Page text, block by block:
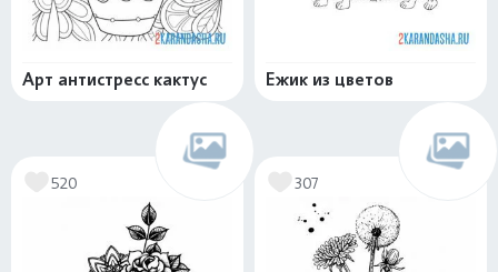
Арт антистресс кактус Ежик из цветов
520 307